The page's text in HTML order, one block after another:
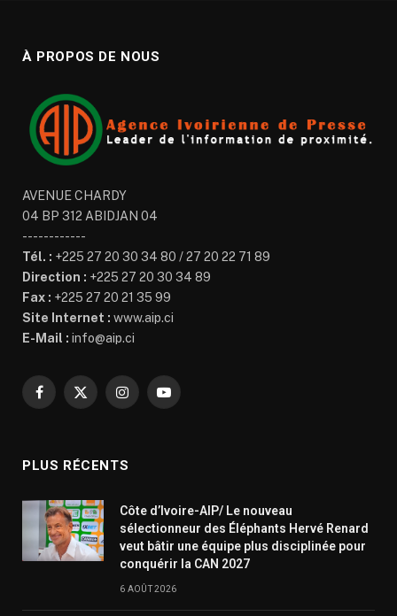
À PROPOS DE NOUS
AVENUE CHARDY
04 BP 312 ABIDJAN 04
------------
Tél. : +225 27 20 30 34 80 / 27 20 22 71 89
Direction : +225 27 20 30 34 89
Fax : +225 27 20 21 35 99
Site Internet : www.aip.ci
E-Mail : info@aip.ci
Facebook
X
InstagramYouTube
PLUS RÉCENTS
Côte d’Ivoire-AIP/ Le nouveau
sélectionneur des Éléphants Hervé Renard
veut bâtir une équipe plus disciplinée pour
conquérir la CAN 2027
6 AOÛT 2026